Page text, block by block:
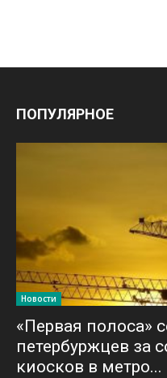
ПОПУЛЯРНОЕ
Новости
«Первая полоса»
петербуржцев за
киосков в метро...